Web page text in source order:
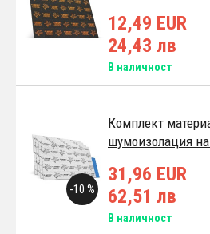
12,49 EUR
24,43 лв
В наличност
Комплект
шумоизолация
-10 %
31,96 EUR
62,51 лв
В наличност